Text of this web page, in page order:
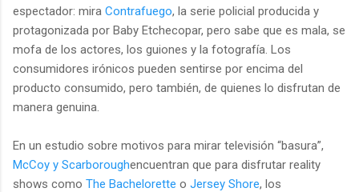
espectador: mira Contrafuego, la serie policial producida y
protagonizada por Baby Etchecopar, pero sabe que es mala, se
mofa de los actores, los guiones y la fotografía. Los
consumidores irónicos pueden sentirse por encima del
producto consumido, pero también, de quienes lo disfrutan de
manera genuina.
En un estudio sobre motivos para mirar televisión “basura”,
McCoy y Scarboroughencuentran que para disfrutar reality
shows como The Bachelorette o Jersey Shore, los